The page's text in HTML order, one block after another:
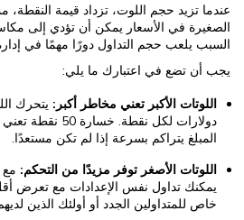
عندما تزيد حجم اللوت، تزداد قيمة
الصغيرة في الأسعار يمكن أن تؤدي إلى
السبب يلعب حجم التداول دورًا مهمًا في
يجب أن تضع في اعتبارك ما يلي:
اللوتات الأكبر تعني مخاطر أكبر:
المبلغ يتراكم بسرعة إذا لم تكن مستعدًا.
اللوتات الأصغر توفر مزيدًا من التحكم: مع
يمكنك تداول نفس الإعدادات مع تعرض
خاص للمتداولين الجدد أو أولئك الذين